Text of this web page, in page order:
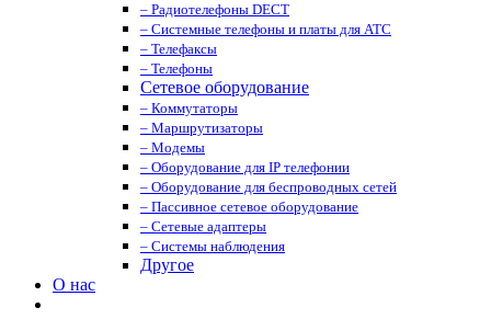
– Радиотелефоны DECT
– Системные телефоны и платы для АТС
– Телефаксы
– Телефоны
Сетевое оборудование
– Коммутаторы
– Маршрутизаторы
– Модемы
– Оборудование для IP телефонии
– Оборудование для беспроводных сетей
– Пассивное сетевое оборудование
– Сетевые адаптеры
– Системы наблюдения
Другое
О нас